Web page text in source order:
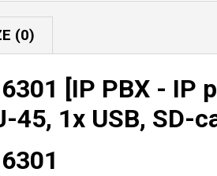
(0)
[IP PBX - IP
45, 1x USB, SD-